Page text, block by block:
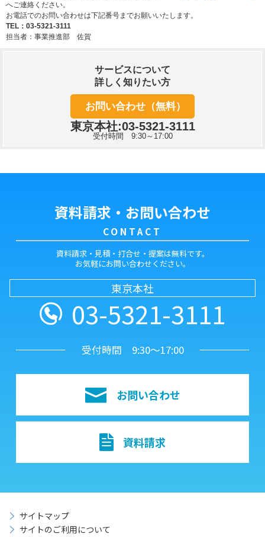
へご連絡ください。
お電話でのお問い合わせは下記番号までお願いいたします。
TEL：03-5321-3111
担当者：事業推進部 佐賀
サービスについて
詳しく知りたい方
お問い合わせ（無料）
東京本社:03-5321-3111
受付時間 9:30～17:00
資料請求・お問い合わせ
CONTACT
資料請求・見積・打合せ・提案は無料です。
お気軽にお問い合わせください。
03-5321-3111
東京本社
受付時間 9:30～17:00
お問い合わせ
資料請求
サイトマップ
サイトのご利用について